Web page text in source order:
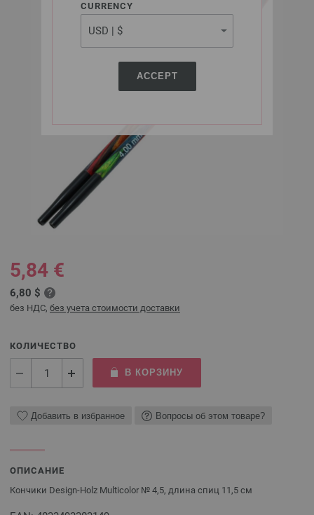
CURRENCY
ACCEPT
5,84 €
6,80 $
без НДС, без учета стоимости доставки
КОЛИЧЕСТВО
В КОРЗИНУ
Добавить в избранное Вопросы об этом товаре?
ОПИСАНИЕ
Кончики Design-Holz Multicolor № 4,5, длина спиц 11,5 см